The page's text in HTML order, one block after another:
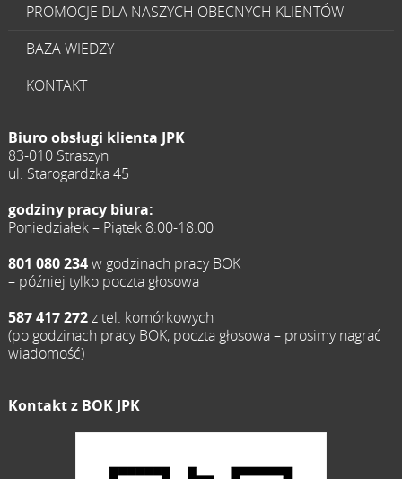
PROMOCJE DLA NASZYCH OBECNYCH KLIENTÓW
BAZA WIEDZY
KONTAKT
Biuro obsługi klienta JPK
83-010 Straszyn
ul. Starogardzka 45
godziny pracy biura:
Poniedziałek – Piątek 8:00-18:00
801 080 234w godzinach pracy BOK
– później tylko poczta głosowa
587 417 272z tel. komórkowych
(po godzinach pracy BOK, poczta głosowa – prosimy nagrać
wiadomość)
Kontakt z BOK JPK